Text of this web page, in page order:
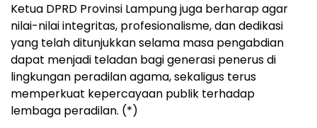
Ketua DPRD Provinsi Lampung juga berharap agar
nilai-nilai integritas, profesionalisme, dan dedikasi
yang telah ditunjukkan selama masa pengabdian
dapat menjadi teladan bagi generasi penerus di
lingkungan peradilan agama, sekaligus terus
memperkuat kepercayaan publik terhadap
lembaga peradilan. (*)